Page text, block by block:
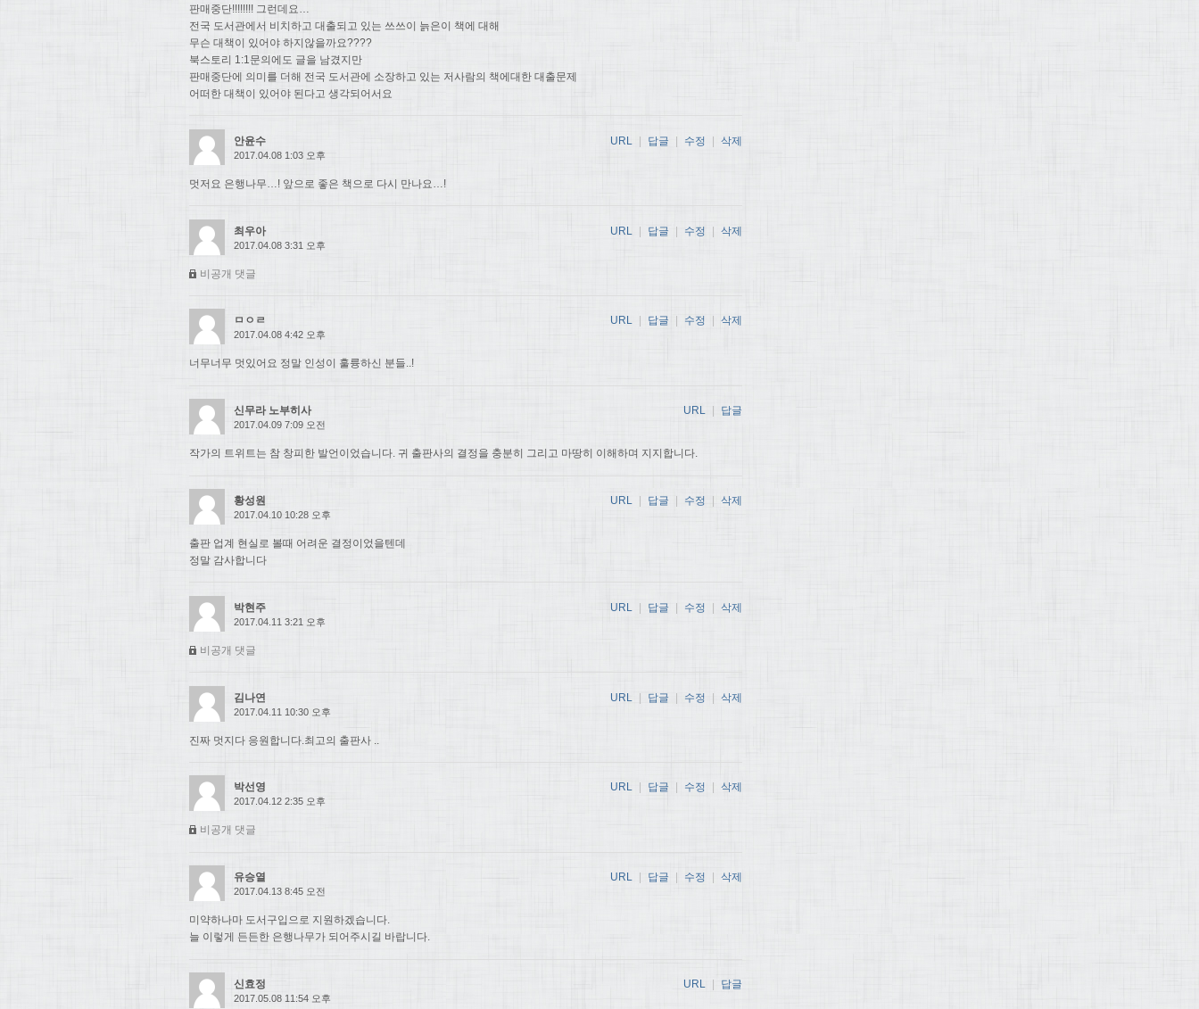
판매중단!!!!!!!! 그런데요…
전국 도서관에서 비치하고 대출되고 있는 쓰쓰이 늙은이 책에 대해
무슨 대책이 있어야 하지않을까요????
북스토리 1:1문의에도 글을 남겼지만
판매중단에 의미를 더해 전국 도서관에 소장하고 있는 저사람의 책에대한 대출문제
어떠한 대책이 있어야 된다고 생각되어서요
안윤수
2017.04.08 1:03 오후
멋저요 은행나무…! 앞으로 좋은 책으로 다시 만나요…!
URL | 답글 | 수정 | 삭제
최우아
2017.04.08 3:31 오후
비공개 댓글
URL | 답글 | 수정 | 삭제
ㅁㅇㄹ
2017.04.08 4:42 오후
너무너무 멋있어요 정말 인성이 훌륭하신 분들..!
URL 답글 수정 삭제
신무라 노부히사
2017.04.09 7:09 오전
작가의 트위트는 참 창피한 발언이었습니다. 귀 출판사의 결정을 충분히 그리고 마땅히 이해하며 지지합니다.
URL 답글
황성원
2017.04.10 10:28 오후
출판 업계 현실로 볼때 어려운 결정이었을텐데
정말 감사합니다
URL 답글 수정 삭제
박현주
2017.04.11 3:21 오후
비공개 댓글
URL | 답글 | 수정 | 삭제
김나연
2017.04.11 10:30 오후
진짜 멋지다 응원합니다.최고의 출판사 ..
URL | 답글 | 수정 | 삭제
박선영
2017.04.12 2:35 오후
비공개 댓글
URL 답글 수정 삭제
유승열
2017.04.13 8:45 오전
미약하나마 도서구입으로 지원하겠습니다.
늘 이렇게 든든한 은행나무가 되어주시길 바랍니다.
URL 답글 수정 삭제
신효정
2017.05.08 11:54 오후
URL 답글